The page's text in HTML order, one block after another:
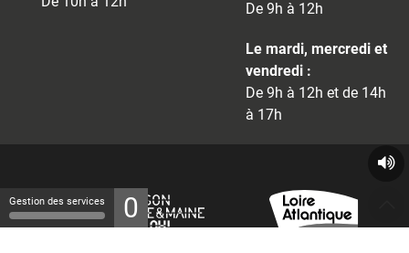
De 9h à 12h
Le mardi, mercredi et
vendredi :
De 9h à 12h et de 14h
à 17h
Gestion des services 0